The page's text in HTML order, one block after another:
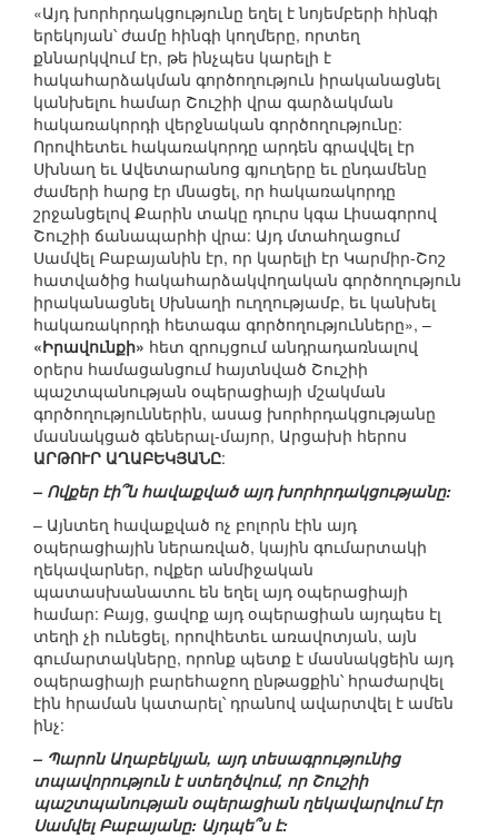
«Այդ խորհրդակցությունը եղել է նոյեմբերի հինգի
երեկոյան՝ ժամը հինգի կողմերը, որտեղ
քննարկվում էր, թե ինչպես կարելի է
հակահարձակման գործողություն իրականացնել
կանխելու համար Շուշիի վրա գարձակման
հակառակորդի վերջնական գործողությունը:
Որովհետեւ հակառակորդը արդեն գրավվել էր
Սխնաղ եւ Ավետարանոց գյուղերը եւ ընդամենը
ժամերի հարց էր մնացել, որ հակառակորդը
շրջանցելով Քարին տակը դուրս կգա Լիսագորով
Շուշիի ճանապարհի վրա: Այդ մտահղացում
Սամվել Բաբայանին էր, որ կարելի էր Կարմիր-Շոշ
հատվածից հակահարձակվողական գործողություն
իրականացնել Սխնաղի ուղղությամբ, եւ կանխել
հակառակորդի հետագա գործողությունները», –
«Իրավունքի» հետ զրույցում անդրադառնալով
օրերս համացանցում հայտնված Շուշիի
պաշտպանության օպերացիայի մշակման
գործողություններին, ասաց խորհրդակցությանը
մասնակցած գեներալ-մայոր, Արցախի հերոս
ԱՐԹՈՒՐ ԱՂԱԲԵԿՅԱՆԸ:
– Ովքեր էի՞ն հավաքված այդ խորհրդակցությանը:
– Այնտեղ հավաքված ոչ բոլորն էին այդ
օպերացիային ներառված, կային գումարտակի
ղեկավարներ, ովքեր անմիջական
պատասխանատու են եղել այդ օպերացիայի
համար: Բայց, ցավոք այդ օպերացիան այդպես էլ
տեղի չի ունեցել, որովհետեւ առավոտյան, այն
գումարտակները, որոնք պետք է մասնակցեին այդ
օպերացիայի բարեհաջող ընթացքին՝ հրաժարվել
էին հրաման կատարել՝ դրանով ավարտվել է ամեն
ինչ:
– Պարոն Աղաբեկյան, այդ տեսագրությունից
տպավորություն է ստեղծվում, որ Շուշիի
պաշտպանության օպերացիան ղեկավարվում էր
Սամվել Բաբայանը: Այդպե՞ս է: